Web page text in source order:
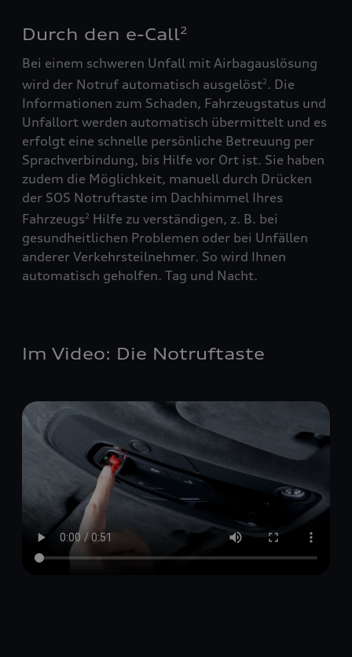
Durch den e-Call2
Bei einem schweren Unfall mit Airbagauslösung
wird der Notruf automatisch ausgelöst2 . Die
Informationen zum Schaden, Fahrzeugstatus und
Unfallort werden automatisch übermittelt und es
erfolgt eine schnelle persönliche Betreuung per
Sprachverbindung, bis Hilfe vor Ort ist. Sie haben
zudem die Möglichkeit, manuell durch Drücken
der SOS Notruftaste im Dachhimmel Ihres
Fahrzeugs2 Hilfe zu verständigen, z. B. bei
gesundheitlichen Problemen oder bei Unfällen
anderer Verkehrsteilnehmer. So wird Ihnen
automatisch geholfen. Tag und Nacht.
Im Video: Die Notruftaste